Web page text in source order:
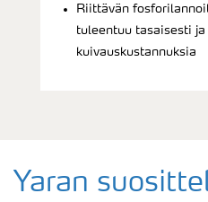
Riittävän
tuleentuu tasaisesti
kuivauskustannuksia
Yaran